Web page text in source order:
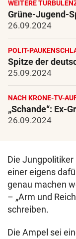
WEITERE
Grüne-Jugend-
26.09.2024
POLIT-
Spitze der
25.09.2024
NACH KRONE-TV-
„Schande“: Ex-
26.09.2024
Die
einer eigens
genau machen
– „Arm und
schreiben.
Die Ampel sei